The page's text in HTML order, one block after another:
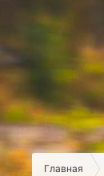
Главная